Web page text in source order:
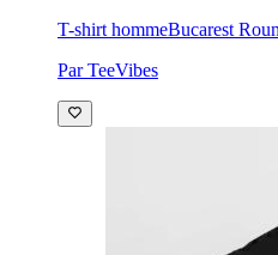
T-shirt hommeBucarest
Par TeeVibes